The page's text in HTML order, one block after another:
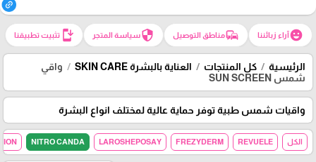
emoji_emotionsآراء زبائننا commuteمناطق التوصيل securityسياسة المتجر install_mobile تثبيت تطبيقنا
الرئيسية كل المنتجات العناية بالبشرة SKIN CARE
واقي
شمس SUN SCREEN
واقيات شمس طبية توفر حماية عالية لمختلف انواع البشرة
الكل REVUELE
FREZYDERM
LAROSHEPOSAY
NITRO CANDA